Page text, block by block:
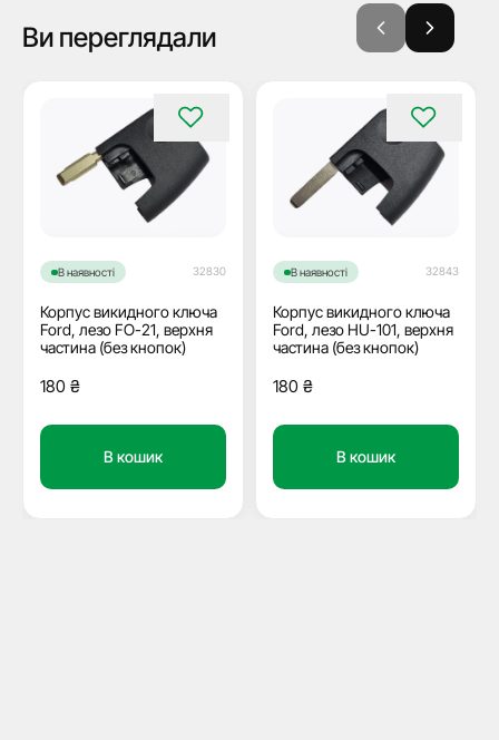
Ви переглядали
В наявності 32830
Корпус викидного ключа
Ford, лезо FO-21, верхня
частина (без кнопок)
180 ₴
В кошик
В наявності 32843
Корпус викидного ключа
Ford, лезо HU-101, верхня
частина (без кнопок)
180 ₴
В кошик